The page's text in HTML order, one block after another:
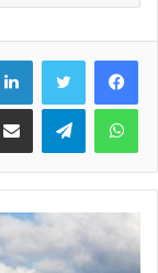
فيسبوك تويتر
واتساب تيلقرام